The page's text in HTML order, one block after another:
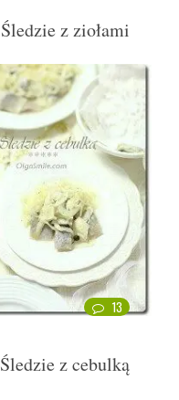
Śledzie z ziołami
13
Śledzie z cebulką